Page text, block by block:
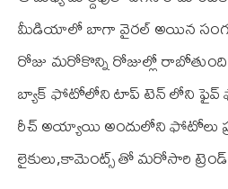
మీడియాలో బాగా వైరల్ అయిన సంగతి
రోజు మరోకొన్ని రోజుల్లో
బ్యాక్ ఫోటోలోని టాప్ టెన్ లోని ఫైవ్
రీచ్ అయ్యాయి అందులోని ఫోటోలు
లైకులు,కామెంట్స్ తో మరోసారి ట్రెండ్